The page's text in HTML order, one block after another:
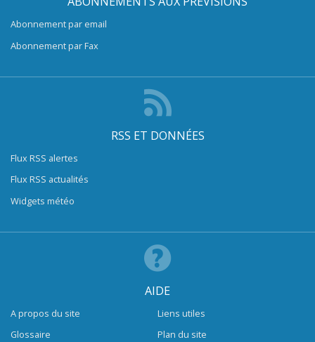
Abonnement par email
Abonnement par Fax
RSS ET DONNÉES
Flux RSS alertes
Flux RSS actualités
Widgets météo
AIDE
A propos du site
Glossaire
Liens utiles
Plan du site